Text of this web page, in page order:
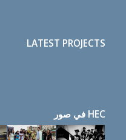
LATEST PROJECTS
HEC في صور